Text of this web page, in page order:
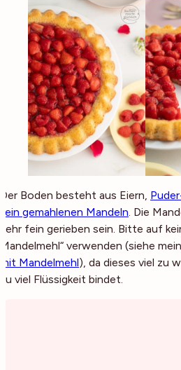
Der Boden besteht aus Eiern,
fein gemahlenen Mandeln. Die
sehr fein gerieben sein. Bitte auf
Mandelmehl“ verwenden (siehe
mit Mandelmehl), da dieses viel zu
zu viel Flüssigkeit bindet.